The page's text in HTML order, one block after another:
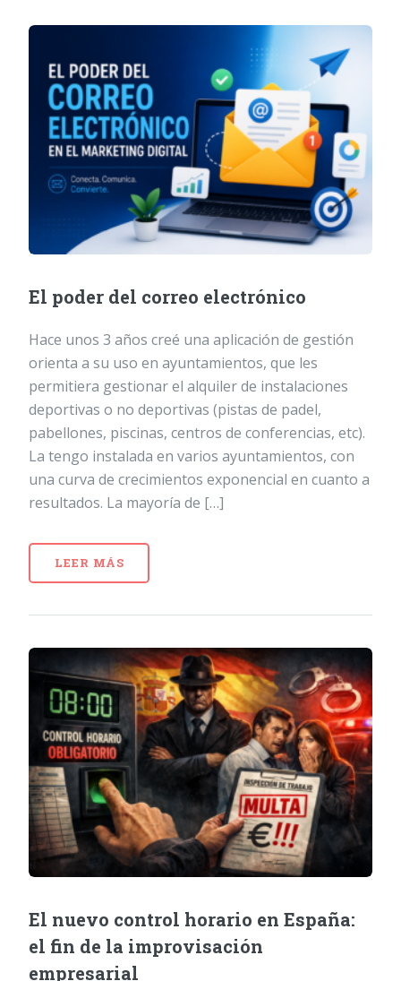
El poder del correo electrónico
Hace unos 3 años creé una aplicación de gestión
orienta a su uso en ayuntamientos, que les
permitiera gestionar el alquiler de instalaciones
deportivas o no deportivas (pistas de padel,
pabellones, piscinas, centros de conferencias, etc).
La tengo instalada en varios ayuntamientos, con
una curva de crecimientos exponencial en cuanto a
resultados. La mayoría de […]
LEER MÁS
El nuevo control horario en España:
el fin de la improvisación
empresarial